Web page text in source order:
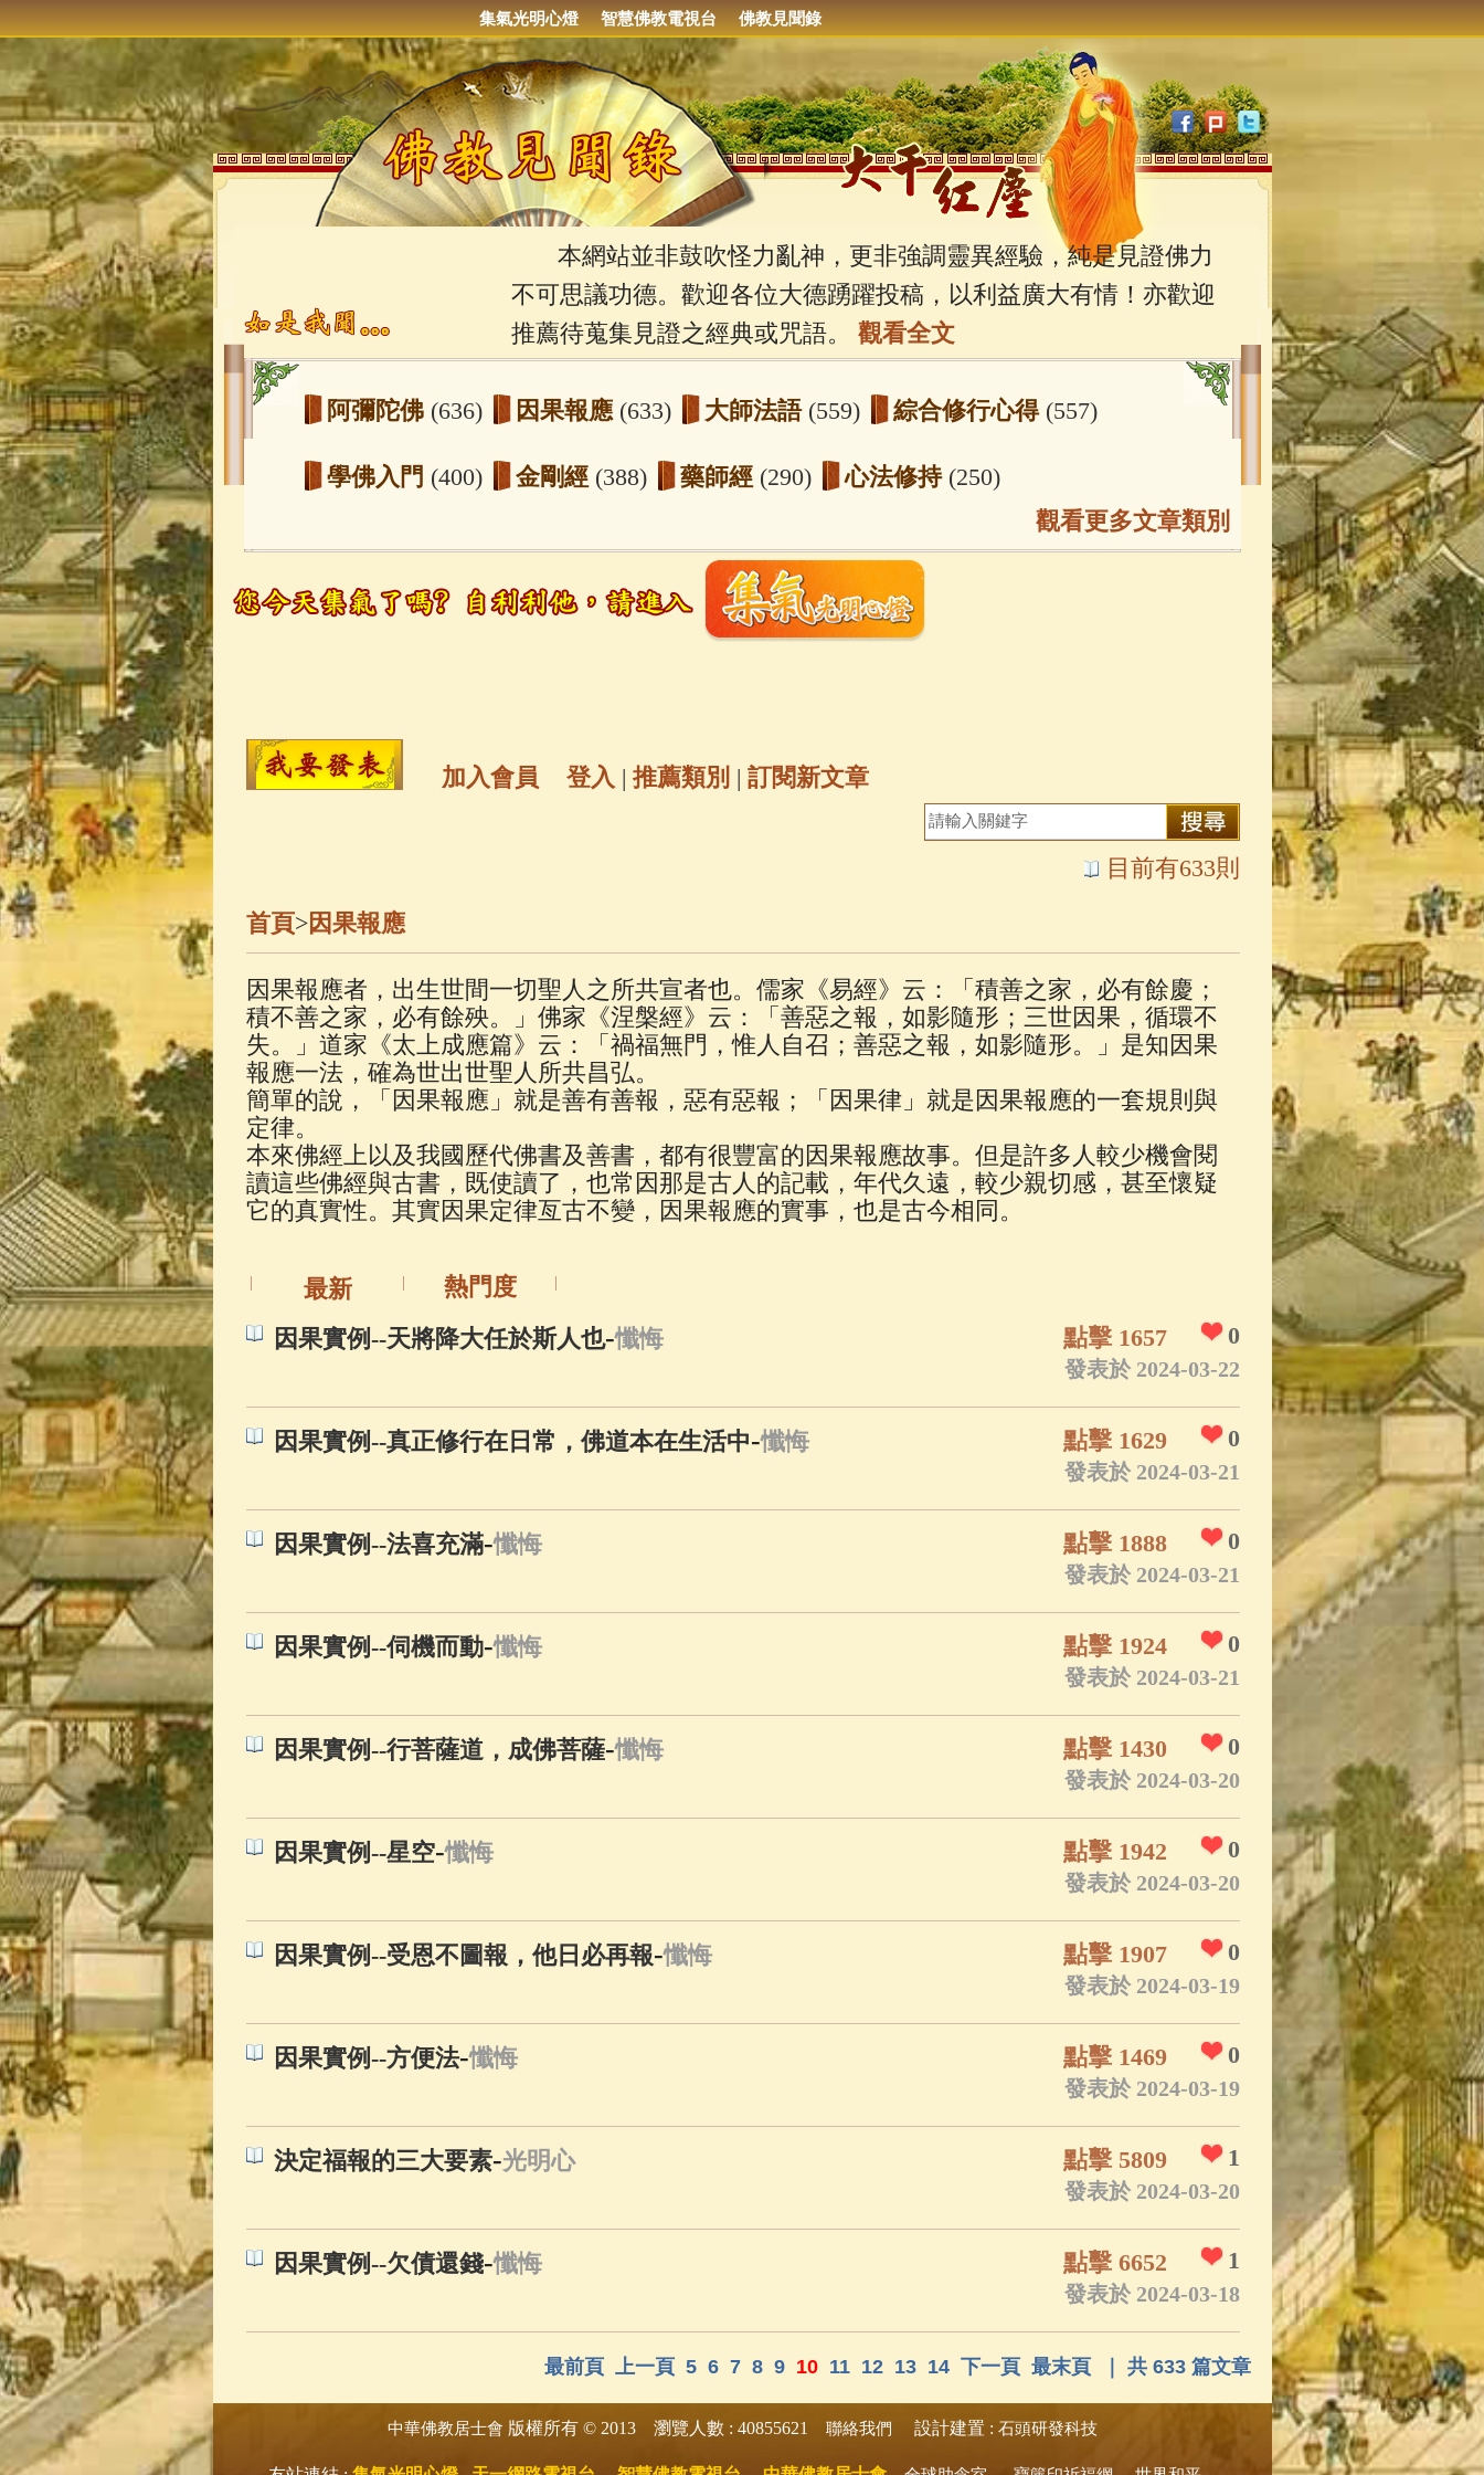
集氣光明心燈 智慧佛教電視台 佛教見聞錄
本網站並非鼓吹怪力亂神，更非強調靈異經驗，純是見證佛力
不可思議功德。歡迎各位大德踴躍投稿，以利益廣大有情！亦歡迎
推薦待蒐集見證之經典或咒語。 觀看全文
阿彌陀佛 (636) 因果報應 (633) 大師法語 (559) 綜合修行心得 (557)
學佛入門 (400) 金剛經 (388) 藥師經 (290) 心法修持 (250)
玉曆寶鈔(236) 地藏經(225) 臨終助念(190) 文殊菩薩(165)
觀世音菩薩 (147) 聖救度佛母(綠度母)(144) 動物念佛往生
金山活佛
六字大明咒(81) 大悲咒(72)
善財童子五十三參
佛典故事(37) 佛說療痔(腫瘤)病經(27) 助念機 App(3)
觀看更多文章類別
加入會員 登入 | 推薦類別 | 訂閱新文章
目前有633則
首頁>因果報應
因果報應者，出生世間一切聖人之所共宣者也。儒家《易經》云：「積善之家，必有餘慶；
積不善之家，必有餘殃。」佛家《涅槃經》云：「善惡之報，如影隨形；三世因果，循環不
失。」道家《太上成應篇》云：「禍福無門，惟人自召；善惡之報，如影隨形。」是知因果
報應一法，確為世出世聖人所共昌弘。
簡單的說，「因果報應」就是善有善報，惡有惡報；「因果律」就是因果報應的一套規則與
定律。
本來佛經上以及我國歷代佛書及善書，都有很豐富的因果報應故事。但是許多人較少機會閱
讀這些佛經與古書，既使讀了，也常因那是古人的記載，年代久遠，較少親切感，甚至懷疑
它的真實性。其實因果定律亙古不變，因果報應的實事，也是古今相同。
最新
熱門度
因果實例--天將降大任於斯人也-懺悔 0
點擊 1657
發表於 2024-03-22
因果實例--真正修行在日常，佛道本在生活中-懺悔 0
點擊 1629
發表於 2024-03-21
因果實例--法喜充滿-懺悔 0
點擊 1888
發表於 2024-03-21
因果實例--伺機而動-懺悔 0
點擊 1924
發表於 2024-03-21
因果實例--行菩薩道，成佛菩薩-懺悔 0
點擊 1430
發表於 2024-03-20
因果實例--星空-懺悔 0
點擊 1942
發表於 2024-03-20
因果實例--受恩不圖報，他日必再報-懺悔 0
點擊 1907
發表於 2024-03-19
因果實例--方便法-懺悔 0
點擊 1469
發表於 2024-03-19
決定福報的三大要素-光明心 1
點擊 5809
發表於 2024-03-20
因果實例--欠債還錢-懺悔 1
點擊 6652
發表於 2024-03-18
最前頁 上一頁 5 6 7 8 9 10 11 12 13 14 下一頁 最末頁 ｜ 共 633 篇文章
中華佛教居士會 版權所有 © 2013 瀏覽人數 : 40855621 聯絡我們 設計建置 : 石頭研發科技